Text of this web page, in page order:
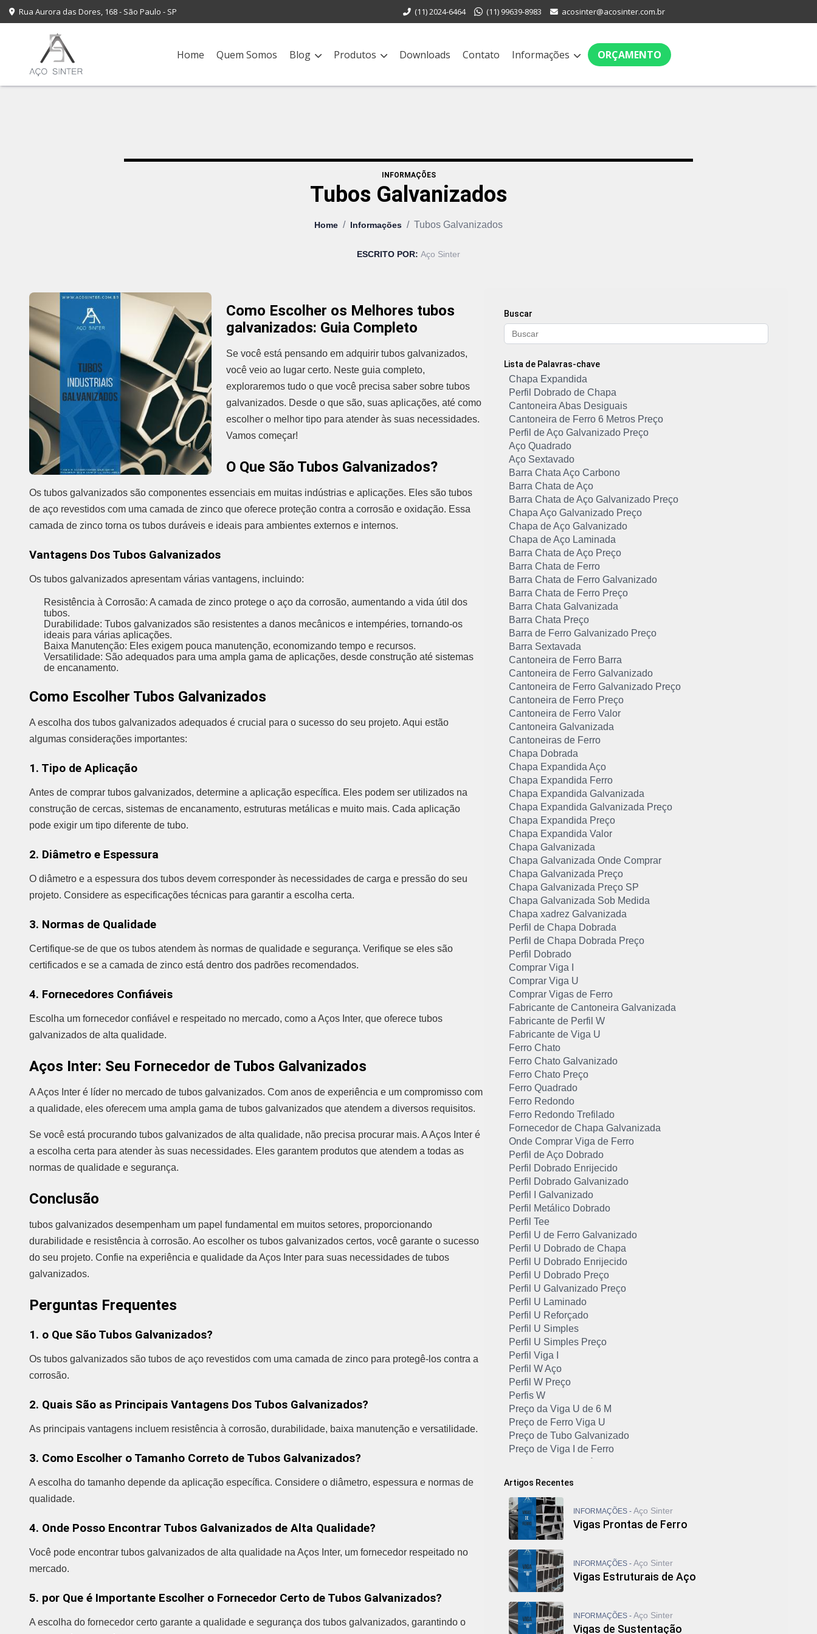
Rua Aurora das Dores, 168 - São Paulo - SP (11) 2024-6464 (11) 99639-8983 acosinter@acosinter.com.br
Home Quem Somos Blog Produtos Downloads Contato Informações ORÇAMENTO
INFORMAÇÕES
Tubos Galvanizados
Home / Informações / Tubos Galvanizados
ESCRITO POR: Aço Sinter
Como Escolher os Melhores tubos
galvanizados: Guia Completo
Se você está pensando em adquirir tubos galvanizados,
você veio ao lugar certo. Neste guia completo,
exploraremos tudo o que você precisa saber sobre tubos
galvanizados. Desde o que são, suas aplicações, até como
escolher o melhor tipo para atender às suas necessidades.
Vamos começar!
O Que São Tubos Galvanizados?
Os tubos galvanizados são componentes essenciais em muitas indústrias e aplicações. Eles são tubos
de aço revestidos com uma camada de zinco que oferece proteção contra a corrosão e oxidação. Essa
camada de zinco torna os tubos duráveis e ideais para ambientes externos e internos.
Vantagens Dos Tubos Galvanizados
Os tubos galvanizados apresentam várias vantagens, incluindo:
Resistência à Corrosão: A camada de zinco protege o aço da corrosão, aumentando a vida útil dos
tubos.
Durabilidade: Tubos galvanizados são resistentes a danos mecânicos e intempéries, tornando-os
ideais para várias aplicações.
Baixa Manutenção: Eles exigem pouca manutenção, economizando tempo e recursos.
Versatilidade: São adequados para uma ampla gama de aplicações, desde construção até sistemas
de encanamento.
Como Escolher Tubos Galvanizados
A escolha dos tubos galvanizados adequados é crucial para o sucesso do seu projeto. Aqui estão
algumas considerações importantes:
1. Tipo de Aplicação
Antes de comprar tubos galvanizados, determine a aplicação específica. Eles podem ser utilizados na
construção de cercas, sistemas de encanamento, estruturas metálicas e muito mais. Cada aplicação
pode exigir um tipo diferente de tubo.
2. Diâmetro e Espessura
O diâmetro e a espessura dos tubos devem corresponder às necessidades de carga e pressão do seu
projeto. Considere as especificações técnicas para garantir a escolha certa.
3. Normas de Qualidade
Certifique-se de que os tubos atendem às normas de qualidade e segurança. Verifique se eles são
certificados e se a camada de zinco está dentro dos padrões recomendados.
4. Fornecedores Confiáveis
Escolha um fornecedor confiável e respeitado no mercado, como a Aços Inter, que oferece tubos
galvanizados de alta qualidade.
Aços Inter: Seu Fornecedor de Tubos Galvanizados
A Aços Inter é líder no mercado de tubos galvanizados. Com anos de experiência e um compromisso com
a qualidade, eles oferecem uma ampla gama de tubos galvanizados que atendem a diversos requisitos.
Se você está procurando tubos galvanizados de alta qualidade, não precisa procurar mais. A Aços Inter é
a escolha certa para atender às suas necessidades. Eles garantem produtos que atendem a todas as
normas de qualidade e segurança.
Conclusão
tubos galvanizados desempenham um papel fundamental em muitos setores, proporcionando
durabilidade e resistência à corrosão. Ao escolher os tubos galvanizados certos, você garante o sucesso
do seu projeto. Confie na experiência e qualidade da Aços Inter para suas necessidades de tubos
galvanizados.
Perguntas Frequentes
1. o Que São Tubos Galvanizados?
Os tubos galvanizados são tubos de aço revestidos com uma camada de zinco para protegê-los contra a
corrosão.
2. Quais São as Principais Vantagens Dos Tubos Galvanizados?
As principais vantagens incluem resistência à corrosão, durabilidade, baixa manutenção e versatilidade.
3. Como Escolher o Tamanho Correto de Tubos Galvanizados?
A escolha do tamanho depende da aplicação específica. Considere o diâmetro, espessura e normas de
qualidade.
4. Onde Posso Encontrar Tubos Galvanizados de Alta Qualidade?
Você pode encontrar tubos galvanizados de alta qualidade na Aços Inter, um fornecedor respeitado no
mercado.
5. por Que é Importante Escolher o Fornecedor Certo de Tubos Galvanizados?
A escolha do fornecedor certo garante a qualidade e segurança dos tubos galvanizados, garantindo o
Buscar
Lista de Palavras-chave
Chapa Expandida
Perfil Dobrado de Chapa
Cantoneira Abas Desiguais
Cantoneira de Ferro 6 Metros Preço
Perfil de Aço Galvanizado Preço
Aço Quadrado
Aço Sextavado
Barra Chata Aço Carbono
Barra Chata de Aço
Barra Chata de Aço Galvanizado Preço
Chapa Aço Galvanizado Preço
Chapa de Aço Galvanizado
Chapa de Aço Laminada
Barra Chata de Aço Preço
Barra Chata de Ferro
Barra Chata de Ferro Galvanizado
Barra Chata de Ferro Preço
Barra Chata Galvanizada
Barra Chata Preço
Barra de Ferro Galvanizado Preço
Barra Sextavada
Cantoneira de Ferro Barra
Cantoneira de Ferro Galvanizado
Cantoneira de Ferro Galvanizado Preço
Cantoneira de Ferro Preço
Cantoneira de Ferro Valor
Cantoneira Galvanizada
Cantoneiras de Ferro
Chapa Dobrada
Chapa Expandida Aço
Chapa Expandida Ferro
Chapa Expandida Galvanizada
Chapa Expandida Galvanizada Preço
Chapa Expandida Preço
Chapa Expandida Valor
Chapa Galvanizada
Chapa Galvanizada Onde Comprar
Chapa Galvanizada Preço
Chapa Galvanizada Preço SP
Chapa Galvanizada Sob Medida
Chapa xadrez Galvanizada
Perfil de Chapa Dobrada
Perfil de Chapa Dobrada Preço
Perfil Dobrado
Comprar Viga I
Comprar Viga U
Comprar Vigas de Ferro
Fabricante de Cantoneira Galvanizada
Fabricante de Perfil W
Fabricante de Viga U
Ferro Chato
Ferro Chato Galvanizado
Ferro Chato Preço
Ferro Quadrado
Ferro Redondo
Ferro Redondo Trefilado
Fornecedor de Chapa Galvanizada
Onde Comprar Viga de Ferro
Perfil de Aço Dobrado
Perfil Dobrado Enrijecido
Perfil Dobrado Galvanizado
Perfil I Galvanizado
Perfil Metálico Dobrado
Perfil Tee
Perfil U de Ferro Galvanizado
Perfil U Dobrado de Chapa
Perfil U Dobrado Enrijecido
Perfil U Dobrado Preço
Perfil U Galvanizado Preço
Perfil U Laminado
Perfil U Reforçado
Perfil U Simples
Perfil U Simples Preço
Perfil Viga I
Perfil W Aço
Perfil W Preço
Perfis W
Preço da Viga U de 6 M
Preço de Ferro Viga U
Preço de Tubo Galvanizado
Preço de Viga I de Ferro
Preço Viga I
Preço Viga W 200
Preço Viga W 310
Quanto Custa Cantoneira de Ferro
Tubo de Ferro Quadrado
Tubo de Ferro Redondo
Tubo de Ferro Retangular
Tubo de Ferro Retangular Preço
Tubo Galvanizado Industrial
Tubo Galvanizado Preço
Artigos Recentes
INFORMAÇÕES - Aço Sinter
Vigas Prontas de Ferro
INFORMAÇÕES - Aço Sinter
Vigas Estruturais de Aço
INFORMAÇÕES - Aço Sinter
Vigas de Sustentação